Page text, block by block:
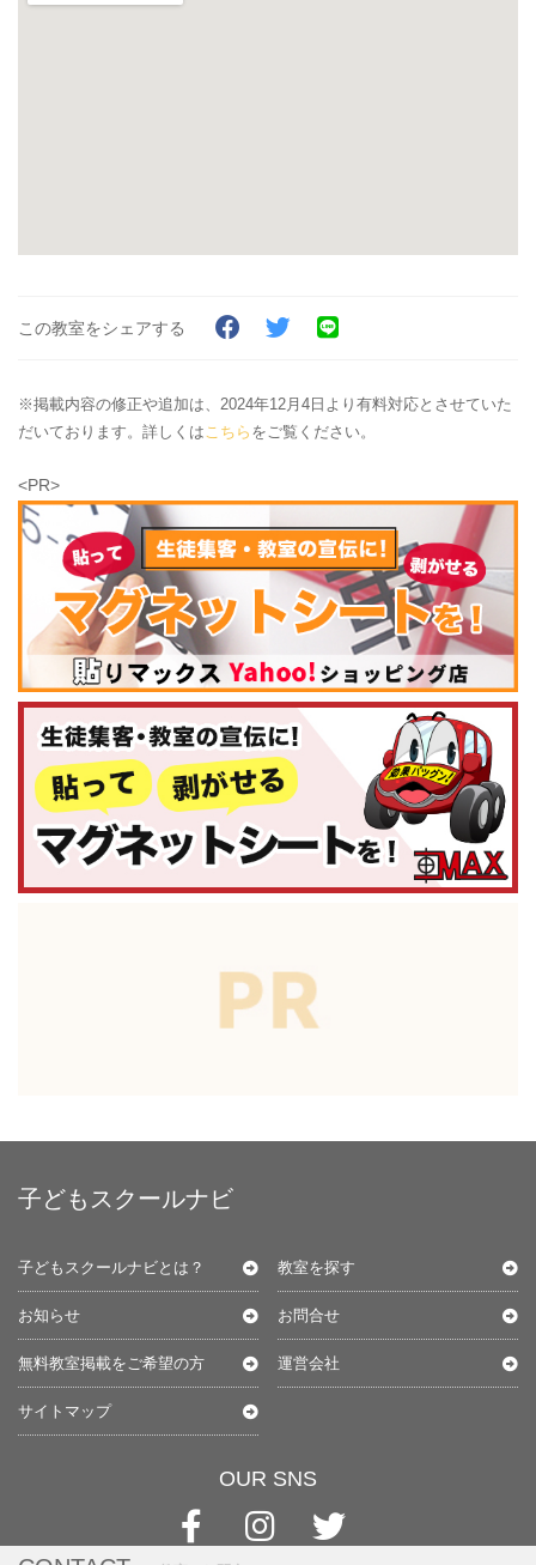
この教室をシェアする
※掲載内容の修正や追加は、2024年12月4日より有料対応とさせていた
だいております。詳しくは こちら をご覧ください。
<PR>
子どもスクールナビ
子どもスクールナビとは？ 教室を探す
お知らせ お問合せ
無料教室掲載をご希望の方 運営会社
サイトマップ
OUR SNS